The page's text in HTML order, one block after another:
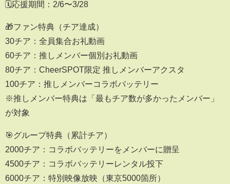
🗓️応援期間：2/6〜3/28
🎁ファン特典（チア達成）
30チア：全員集合お礼動画
60チア：推しメンバー個別お礼動画
80チア：CheerSPOT限定 推しメンバーアクスタ
100チア：推しメンバーコラボバッテリー
※推しメンバー特典は「最もチア数が多かったメンバー」
が対象
🎯グループ特典（累計チア）
2000チア：コラボバッテリーをメンバーに贈呈
4500チア：コラボバッテリーレンタル投下
6000チア：特別映像放映（東京5000箇所）